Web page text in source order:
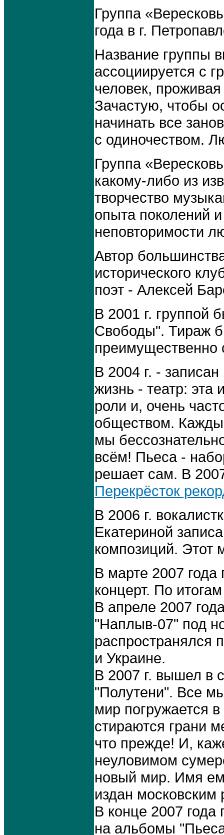
Группа
года в г.
Название группы
ассоциируется с
человек,
Зачастую, чтобы
начинать все
с одиночеством.
Группа
какому-либо из
творчество
опыта поколений
неповторимости
Автор
исторического
поэт - Алексей
В 2001 г. группой
Свободы". Тираж
преимущественно
В 2004 г. -
жизнь - театр: эта
роли и, очень
обществом.
мы
всём! Пьеса -
решает сам. В
Перекрёсток
В 2006 г.
Екатериной
композиций. Этот
В марте 2007 года
концерт. По
В апреле 2007
"Наплыв-07" под
распространялся
и Украине.
В 2007 г. вышел в
"Полутени". Все
мир погружается
стираются грани
что прежде! И,
неуловимом
новый мир. Имя
издан
В конце 2007 года
на альбомы